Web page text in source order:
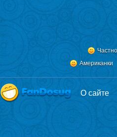
Американки
О сайте